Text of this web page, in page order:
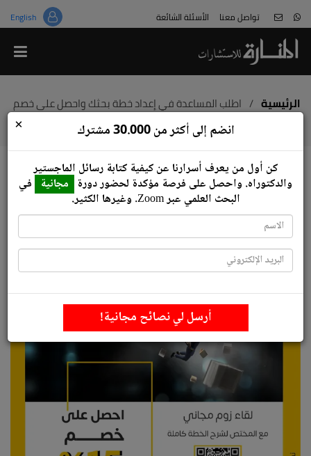
تواصل معنا الأسئلة الشائعة
English
من نحن
قالوا عنا
هل هذا غش؟
معلومات عن المختصين
لا تكن ضحية المواقع المخادعة
انضم للعمل معنا
الرئيسية / اطلب المساعدة في إعداد خطة بحثك واحصل على خصم
بقيمة 15%
اطلب المساعدة في إعداد خطة بحثك
واحصل على خصم بقيمة 15%
انضم إلى أكثر من 30.000 مشترك ×
كن أول من يعرف أسرارنا عن كيفية كتابة رسائل ‏الماجستير
والدكتوراه.‏ واحصل على فرصة مؤكدة لحضور دورة مجانية في
البحث العلمي عبر ‏Zoom‏.‏ وغيرها الكثير.
أرسل لي نصائح مجانية!